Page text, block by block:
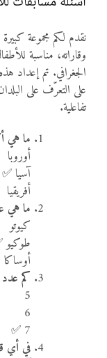
نقدم لكم مجموعة
وقاراته، مناسبة
الجغرافي. تم إعداد
على التعرّف على
تفاعلية.
ما هي
أوروبا
آسيا ✅
أفريقيا
ما هي
كيوتو
طوكيو
أوساكا
كم عدد
5
6
7 ✅
في أي